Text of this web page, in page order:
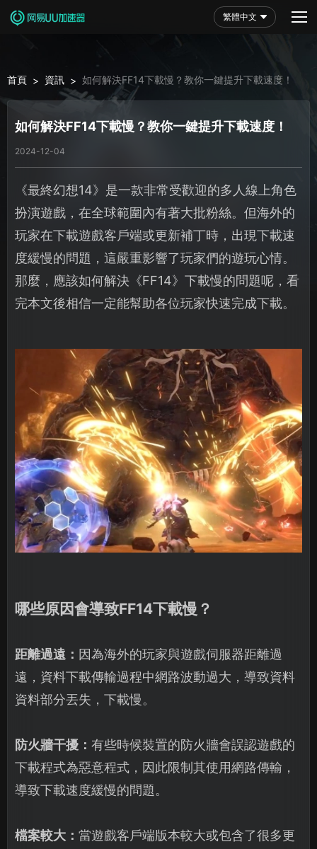
繁體中文
首頁 > 資訊 > 如何解決FF14下載慢？教你一鍵提升下載速度！
如何解決FF14下載慢？教你一鍵提升下載速度！
2024-12-04
《最終幻想14》是一款非常受歡迎的多人線上角色
扮演遊戲，在全球範圍內有著大批粉絲。但海外的
玩家在下載遊戲客戶端或更新補丁時，出現下載速
度緩慢的問題，這嚴重影響了玩家們的遊玩心情。
那麼，應該如何解決《FF14》下載慢的問題呢，看
完本文後相信一定能幫助各位玩家快速完成下載。
哪些原因會導致FF14下載慢？
距離過遠： 因為海外的玩家與遊戲伺服器距離過
遠，資料下載傳輸過程中網路波動過大，導致資料
資料部分丟失，下載慢。
防火牆干擾： 有些時候裝置的防火牆會誤認遊戲的
下載程式為惡意程式，因此限制其使用網路傳輸，
導致下載速度緩慢的問題。
檔案較大： 當遊戲客戶端版本較大或包含了很多更